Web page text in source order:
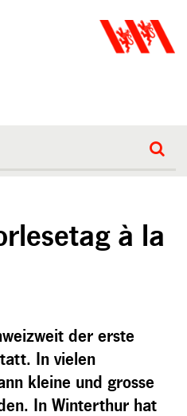
à la
der erste
In vielen
kleine und grosse
In Winterthur hat